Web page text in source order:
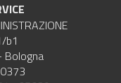
b1
Bologna